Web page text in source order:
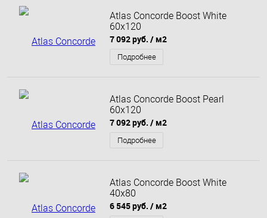
Atlas Concorde Boost White
60x120
7 092 руб. / м2
Подробнее
Atlas Concorde Boost Pearl
60x120
7 092 руб. / м2
Подробнее
Atlas Concorde Boost White
40x80
6 545 руб. / м2